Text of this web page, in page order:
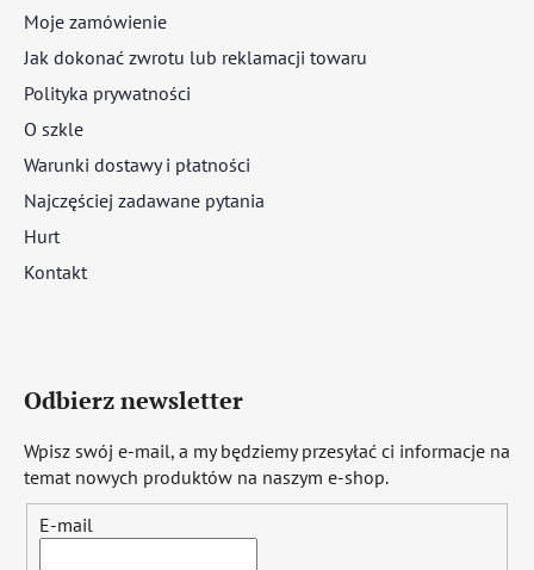
Moje zamówienie
Jak dokonać zwrotu lub reklamacji towaru
Polityka prywatności
O szkle
Warunki dostawy i płatności
Najczęściej zadawane pytania
Hurt
Kontakt
Odbierz newsletter
Wpisz swój e-mail, a my będziemy przesyłać ci informacje na
temat nowych produktów na naszym e-shop.
E-mail